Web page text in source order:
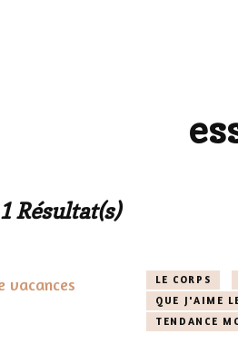
LES ONGLES
MAKE-UP
LA VIE PLUS
1 Résultat(s)
LE CORPS
QUE J'AIME
TENDANCE